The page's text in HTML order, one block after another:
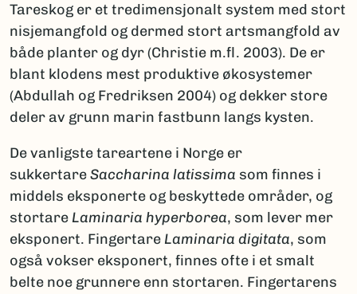
Tareskog er et tredimensjonalt system med stort
nisjemangfold og dermed stort artsmangfold av
både planter og dyr (Christie m.fl. 2003). De er
blant klodens mest produktive økosystemer
(Abdullah og Fredriksen 2004) og dekker store
deler av grunn marin fastbunn langs kysten.
De vanligste tareartene i Norge er
sukkertareSaccharina latissima som finnes i
middels eksponerte og beskyttede områder, og
stortare Laminaria hyperborea, som lever mer
eksponert. Fingertare Laminaria digitata, som
også vokser eksponert, finnes ofte i et smalt
belte noe grunnere enn stortaren. Fingertarens